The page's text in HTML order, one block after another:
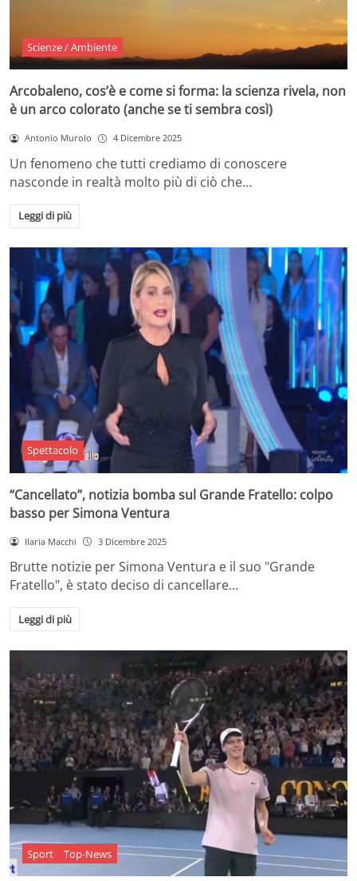
Scienze / Ambiente
Arcobaleno, cos’è e come si forma: la scienza rivela, non
è un arco colorato (anche se ti sembra così)
Antonio Murolo 4 Dicembre 2025
Un fenomeno che tutti crediamo di conoscere
nasconde in realtà molto più di ciò che…
Leggi di più
Spettacolo
“Cancellato”, notizia bomba sul Grande Fratello: colpo
basso per Simona Ventura
Ilaria Macchi 3 Dicembre 2025
Brutte notizie per Simona Ventura e il suo "Grande
Fratello", è stato deciso di cancellare…
Leggi di più
Sport Top-News